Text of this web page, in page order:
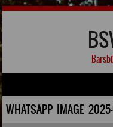
Skip to content
WHATSAPP IMAGE